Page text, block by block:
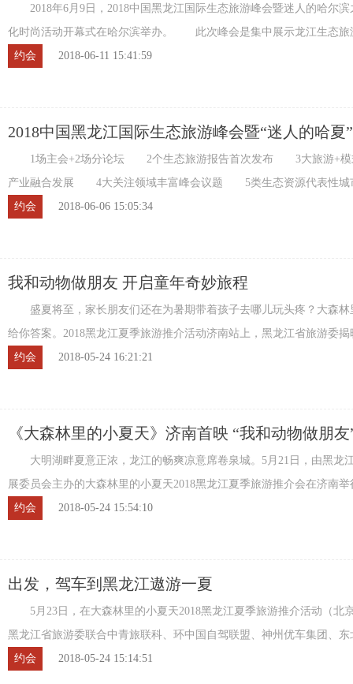
2018年6月9日，2018中国黑龙江国际生态旅游峰会暨迷人的哈尔滨
化时尚活动开幕式在哈尔滨举办。 此次峰会是集中展示龙江生态旅
台，生态都市哈尔滨、醉美湿地齐齐哈尔、 ...
约会 2018-06-11 15:41:59
2018中国黑龙江国际生态旅游峰会暨“迷人的哈夏
1场主会+2场分论坛 2个生态旅游报告首次发布 3大旅游+模
产业融合发展 4大关注领域丰富峰会议题 5类生态资源代表性城
介 又逢夏都哈尔滨迷人的六月，2018中国 ...
约会 2018-06-06 15:05:34
我和动物做朋友 开启童年奇妙旅程
盛夏将至，家长朋友们还在为暑期带着孩子去哪儿玩头疼？大森林
给你答案。2018黑龙江夏季旅游推介活动济南站上，黑龙江省旅游委
产品，今夏黑龙江持续打造我和动物做朋友 ...
约会 2018-05-24 16:21:21
《大森林里的小夏天》济南首映 “我和动物做朋
大明湖畔夏意正浓，龙江的畅爽凉意席卷泉城。5月21日，由黑龙
展委员会主办的大森林里的小夏天2018黑龙江夏季旅游推介会在济南
省旅游委副主任侯伟携各地市旅游委（局）领 ...
约会 2018-05-24 15:54:10
出发，驾车到黑龙江遨游一夏
5月23日，在大森林里的小夏天2018黑龙江夏季旅游推介活动（北
黑龙江省旅游委联合中青旅联科、环中国自驾联盟、神州优车集团、东
驾APP等合作伙伴共同启动了2018黑龙江自驾 ...
约会 2018-05-24 15:14:51